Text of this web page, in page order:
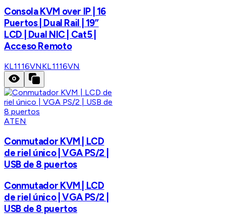
Consola KVM over IP | 16
Puertos | Dual Rail | 19”
LCD | Dual NIC | Cat5 |
Acceso Remoto
KL1116VNKL1116VN
ATEN
Conmutador KVM | LCD
de riel único | VGA PS/2 |
USB de 8 puertos
Conmutador KVM | LCD
de riel único | VGA PS/2 |
USB de 8 puertos